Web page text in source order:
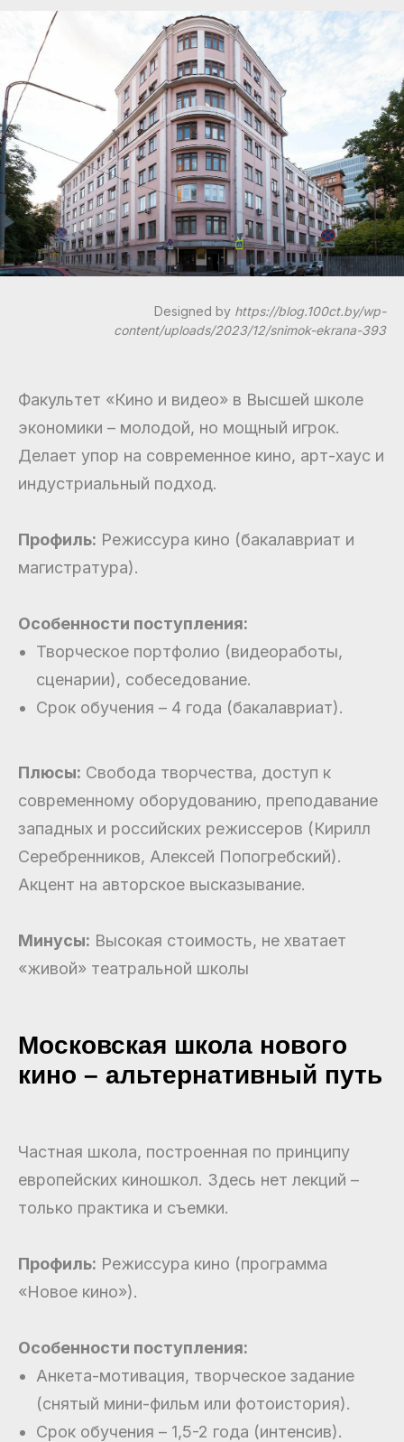
Designed by https://blog.100ct.by/wp-
content/uploads/2023/12/snimok-ekrana-393
Факультет «Кино и видео» в Высшей школе
экономики – молодой, но мощный игрок.
Делает упор на современное кино, арт-хаус и
индустриальный подход.
Профиль: Режиссура кино (бакалавриат и
магистратура).
Особенности поступления:
Творческое портфолио (видеоработы,
сценарии), собеседование.
Срок обучения – 4 года (бакалавриат).
Плюсы: Свобода творчества, доступ к
современному оборудованию, преподавание
западных и российских режиссеров (Кирилл
Серебренников, Алексей Попогребский).
Акцент на авторское высказывание.
Минусы: Высокая стоимость, не хватает
«живой» театральной школы
Московская школа нового
кино – альтернативный путь
Частная школа, построенная по принципу
европейских киношкол. Здесь нет лекций –
только практика и съемки.
Профиль: Режиссура кино (программа
«Новое кино»).
Особенности поступления:
Анкета-мотивация, творческое задание
(снятый мини-фильм или фотоистория).
Срок обучения – 1,5-2 года (интенсив).